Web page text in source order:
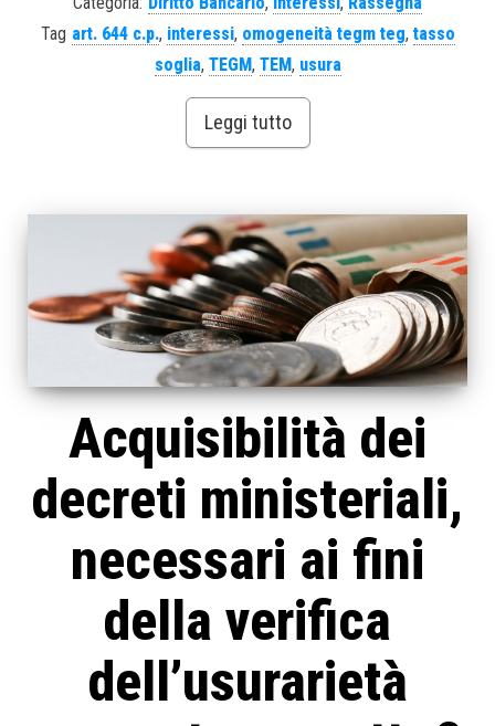
Tag art. 644 c.p., interessi, omogeneità tegm teg, tasso
soglia, TEGM, TEM, usura
Leggi tutto
Acquisibilità dei
decreti ministeriali,
necessari ai fini
della verifica
dell’usurarietà